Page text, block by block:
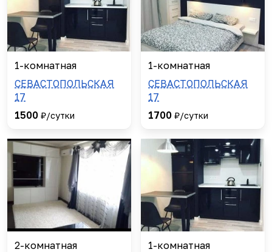
1-комнатная
СЕВАСТОПОЛЬСКАЯ
17
1500 ₽/сутки
1-комнатная
СЕВАСТОПОЛЬСКАЯ
17
1700 ₽/сутки
2-комнатная
1-комнатная